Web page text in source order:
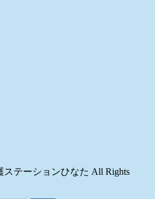
ステーションひなた All Rights